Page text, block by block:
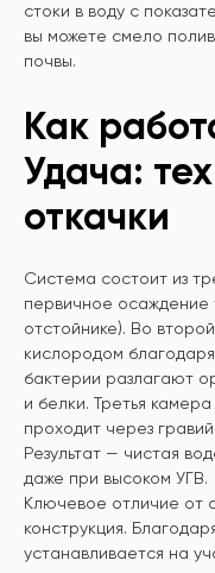
стоки в воду с
вы можете смело
почвы.
Как
Удача:
откачки
Система состоит из
первичное осаждение
отстойнике). Во
кислородом
бактерии разлагают
и белки. Третья
проходит через
Результат — чистая
даже при высоком УГВ.
Ключевое отличие от
конструкция.
устанавливается на